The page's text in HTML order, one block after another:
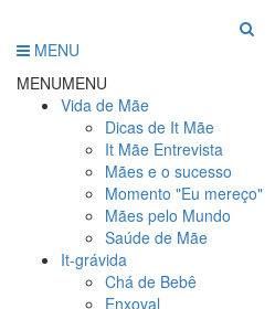
MENU
MENUMENU
Vida de Mãe
Dicas de It Mãe
It Mãe Entrevista
Mães e o sucesso
Momento "Eu mereço"
Mães pelo Mundo
Saúde de Mãe
It-grávida
Chá de Bebê
Enxoval